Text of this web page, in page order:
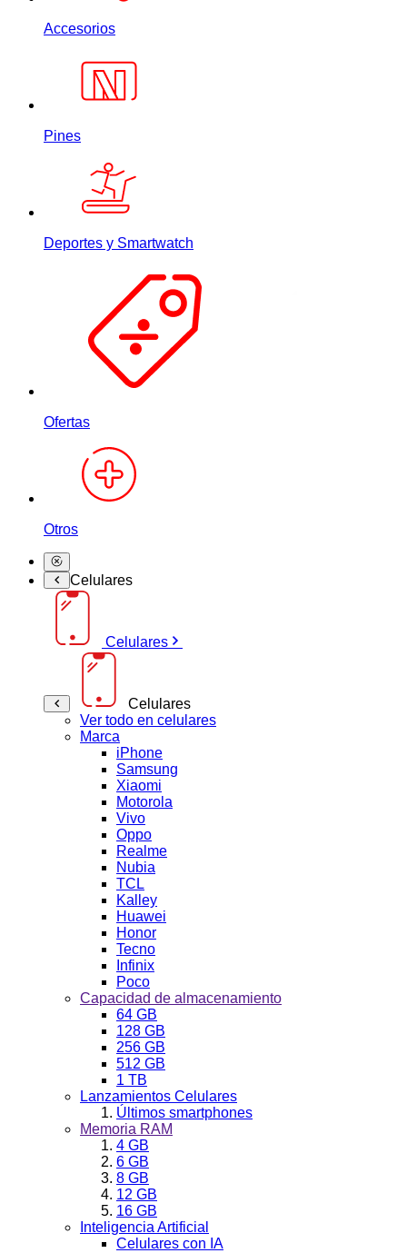
Accesorios
Pines
Deportes y Smartwatch
Ofertas
Otros
Celulares
Celulares
Celulares
Ver todo en celulares
Marca
iPhone
Samsung
Xiaomi
Motorola
Vivo
Oppo
Realme
Nubia
TCL
Kalley
Huawei
Honor
Tecno
Infinix
Poco
Capacidad de almacenamiento
64 GB
128 GB
256 GB
512 GB
1 TB
Lanzamientos Celulares
Últimos smartphones
Memoria RAM
4 GB
6 GB
8 GB
12 GB
16 GB
Inteligencia Artificial
Celulares con IA